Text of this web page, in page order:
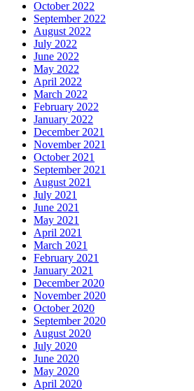
October 2022
September 2022
August 2022
July 2022
June 2022
May 2022
April 2022
March 2022
February 2022
January 2022
December 2021
November 2021
October 2021
September 2021
August 2021
July 2021
June 2021
May 2021
April 2021
March 2021
February 2021
January 2021
December 2020
November 2020
October 2020
September 2020
August 2020
July 2020
June 2020
May 2020
April 2020